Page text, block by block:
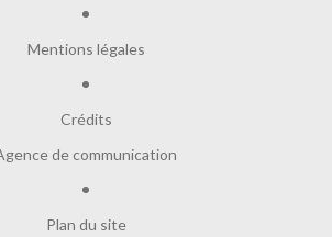
Mentions légales
Crédits
de communication
Plan du site